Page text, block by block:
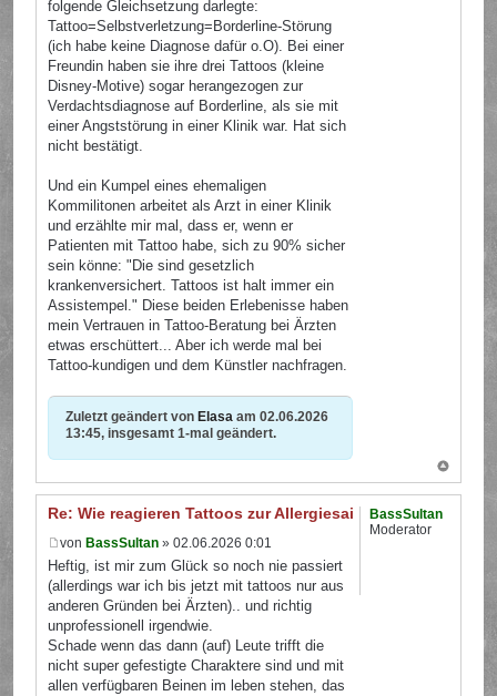
folgende Gleichsetzung darlegte:
Tattoo=Selbstverletzung=Borderline-Störung
(ich habe keine Diagnose dafür o.O). Bei einer
Freundin haben sie ihre drei Tattoos (kleine
Disney-Motive) sogar herangezogen zur
Verdachtsdiagnose auf Borderline, als sie mit
einer Angststörung in einer Klinik war. Hat sich
nicht bestätigt.
Und ein Kumpel eines ehemaligen
Kommilitonen arbeitet als Arzt in einer Klinik
und erzählte mir mal, dass er, wenn er
Patienten mit Tattoo habe, sich zu 90% sicher
sein könne: "Die sind gesetzlich
krankenversichert. Tattoos ist halt immer ein
Assistempel." Diese beiden Erlebenisse haben
mein Vertrauen in Tattoo-Beratung bei Ärzten
etwas erschüttert... Aber ich werde mal bei
Tattoo-kundigen und dem Künstler nachfragen.
Zuletzt geändert von Elasa am 02.06.2026
13:45, insgesamt 1-mal geändert.
Re: Wie reagieren Tattoos zur Allergiesaison?
von BassSultan » 02.06.2026 0:01
Heftig, ist mir zum Glück so noch nie passiert
(allerdings war ich bis jetzt mit tattoos nur aus
anderen Gründen bei Ärzten).. und richtig
unprofessionell irgendwie.
Schade wenn das dann (auf) Leute trifft die
nicht super gefestigte Charaktere sind und mit
allen verfügbaren Beinen im leben stehen, das
BassSultan
Moderator